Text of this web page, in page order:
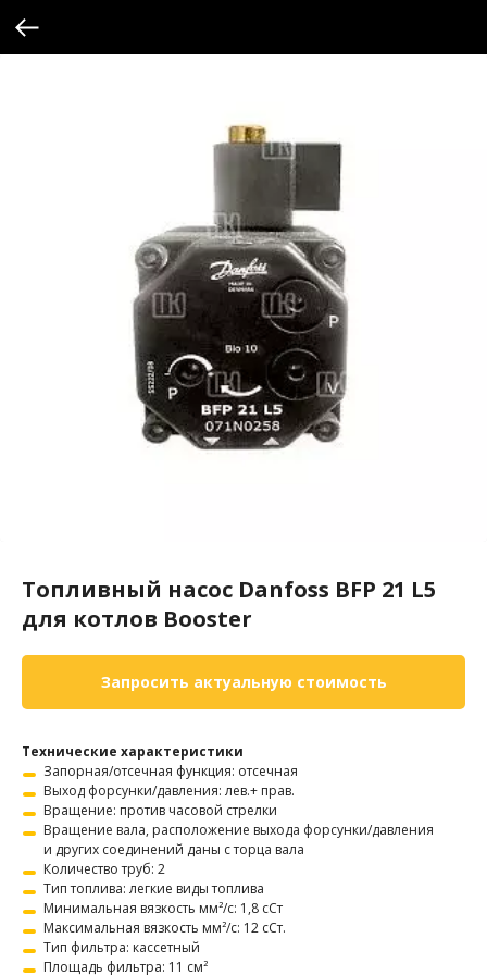
Топливный насос Danfoss BFP 21 L5
для котлов Booster
Запросить актуальную стоимость
Технические характеристики
Запорная/отсечная функция: отсечная
Выход форсунки/давления: лев.+ прав.
Вращение: против часовой стрелки
Вращение вала, расположение выхода форсунки/давления
и других соединений даны с торца вала
Количество труб: 2
Тип топлива: легкие виды топлива
Минимальная вязкость мм²/с: 1,8 сСт
Максимальная вязкость мм²/с: 12 сСт.
Тип фильтра: кассетный
Площадь фильтра: 11 см²